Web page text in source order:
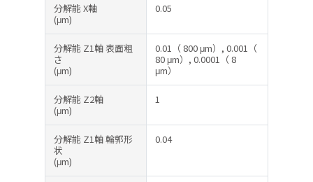
分解能 X軸
(μm)
0.05
分解能 Z1軸 表面粗
さ
(μm)
0.01（ 800 μm）, 0.001（
80 μm）, 0.0001（ 8
μm）
分解能 Z2軸
(μm)
1
分解能 Z1軸 輪郭形
状
(μm)
0.04